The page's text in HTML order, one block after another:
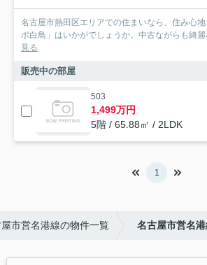
名古屋市熱田区エリアでの住まいなら、住み心
ポ白鳥」はいかがでしょうか。中古ながらも綺
見る
販売中の部屋
503
1,499万円
5階 / 65.88㎡ / 2LDK
1
市営名港線の物件一覧 名古屋市営名